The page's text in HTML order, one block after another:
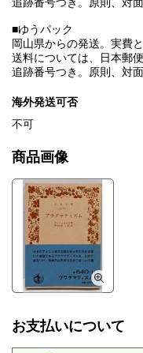
■ゆうパック
岡山県からの発送。実費
送料については、日本郵
追跡番号つき。原則、対
海外発送可否
不可
商品画像
お支払いについて